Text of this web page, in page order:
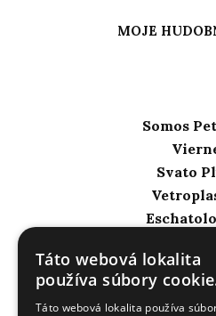
MOJE
Somos
Svato
MGR.
Táto webová lokalita
používa súbory
Táto webová lokalita používa